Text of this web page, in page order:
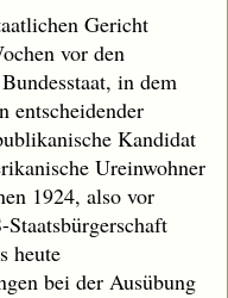
Gericht
vor den
in dem
entscheidender
Kandidat
Ureinwohner
1924, also vor
heute
bei der Ausübung